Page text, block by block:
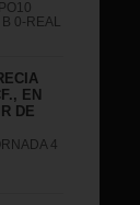
0-REAL
EN
DE
4